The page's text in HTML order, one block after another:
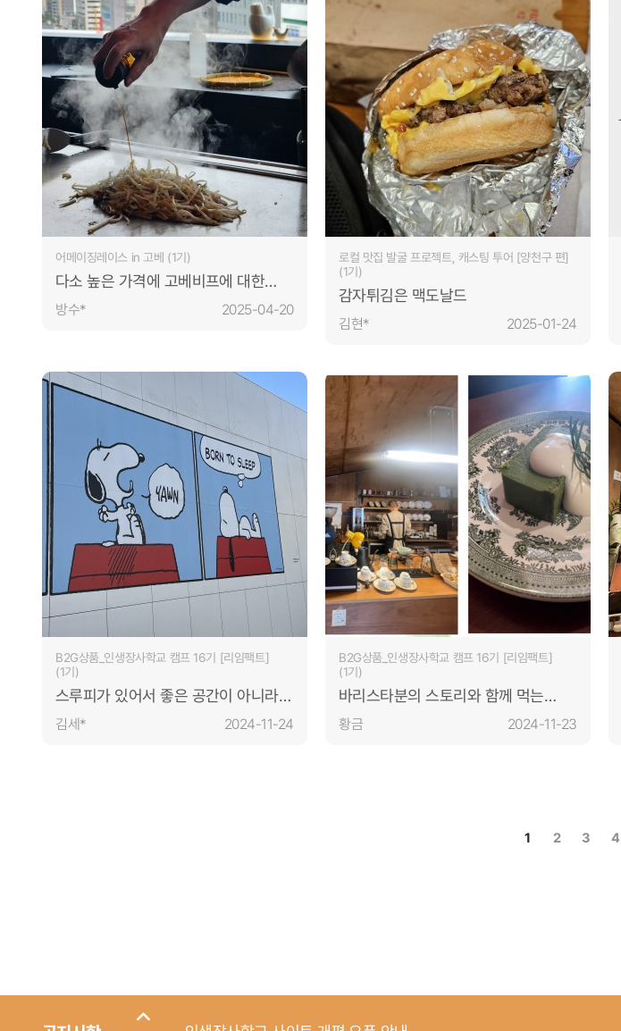
어메이징레이스 in 고베 (1기)
다소 높은 가격에 고베비프에 대한
메뉴구성이 세밀하게 보완되었으면
방수* 2025-04-20
로컬 맛집 발굴 프로젝트, 캐스팅 투어 [양천구 편]
(1기)
감자튀김은 맥도날드
김현* 2025-01-24
B2G상품_인생장사학교 캠프 16기 [리임팩트]
(1기)
스루피가 있어서 좋은 공간이 아니라,
김세* 2024-11-24
B2G상품_인생장사학교 캠프 16기 [리임팩트]
(1기)
바리스타분의 스토리와 함께 먹는
황금 2024-11-23
1 2 3 4
인생장사학교 사이트 개편 오픈 안내